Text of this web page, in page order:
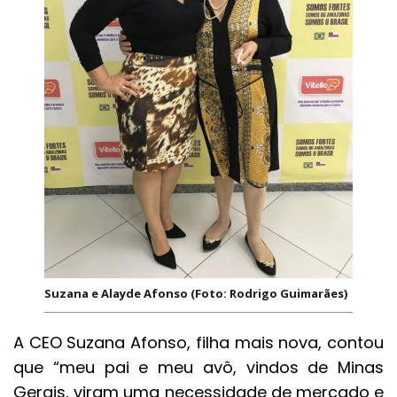
Suzana e Alayde Afonso (Foto: Rodrigo Guimarães)
A CEO Suzana Afonso, filha mais nova, contou
que “meu pai e meu avô, vindos de Minas
Gerais, viram uma necessidade de mercado e